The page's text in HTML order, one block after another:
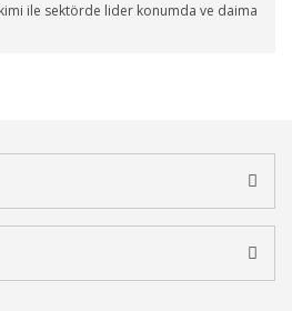
ile sektörde lider konumda ve daima